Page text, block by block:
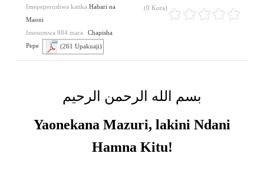
Imepeperushwa katika Habari na
Maoni
Imesomwa 884 mara
Chapisha
Pepe
(261 Upakuaji)
(0 Kura)
بسم الله الرحمن الرحيم
Yaonekana Mazuri, lakini Ndani
Hamna Kitu!